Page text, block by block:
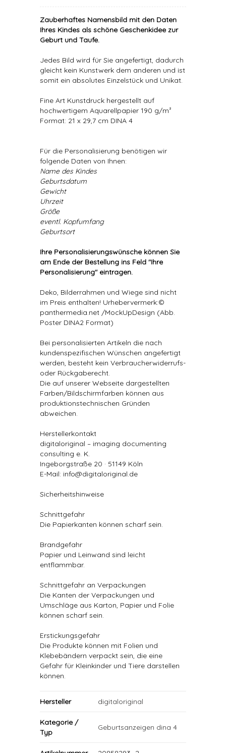
Zauberhaftes Namensbild mit den Daten
Ihres Kindes als schöne Geschenkidee zur
Geburt und Taufe.
Jedes Bild wird für Sie angefertigt, dadurch
gleicht kein Kunstwerk dem anderen und ist
somit ein absolutes Einzelstück und Unikat.
Fine Art Kunstdruck hergestellt auf
hochwertigem Aquarellpapier 190 g/m²
Format: 21 x 29,7 cm DINA 4
Für die Personalisierung benötigen wir
folgende Daten von Ihnen:
Name des Kindes
Geburtsdatum
Gewicht
Uhrzeit
Größe
eventl. Kopfumfang
Geburtsort
Ihre Personalisierungswünsche können Sie
am Ende der Bestellung ins Feld "Ihre
Personalisierung" eintragen.
Deko, Bilderrahmen und Wiege sind nicht
im Preis enthalten! Urhebervermerk:©
panthermedia.net /MockUpDesign (Abb.
Poster DINA2 Format)
Bei personalisierten Artikeln die nach
kundenspezifischen Wünschen angefertigt
werden, besteht kein Verbraucherwiderrufs-
oder Rückgaberecht.
Die auf unserer Webseite dargestellten
Farben/Bildschirmfarben können aus
produktionstechnischen Gründen
abweichen.
Herstellerkontakt
digitaloriginal – imaging documenting
consulting e. K.
Ingeborgstraße 20 · 51149 Köln
E-Mail: info@digitaloriginal.de
Sicherheitshinweise
Schnittgefahr
Die Papierkanten können scharf sein.
Brandgefahr
Papier und Leinwand sind leicht
entflammbar.
Schnittgefahr an Verpackungen
Die Kanten der Verpackungen und
Umschläge aus Karton, Papier und Folie
können scharf sein.
Erstickungsgefahr
Die Produkte können mit Folien und
Klebebändern verpackt sein, die eine
Gefahr für Kleinkinder und Tiere darstellen
können.
Hersteller digitaloriginal
Kategorie /
Typ
Geburtsanzeigen dina 4